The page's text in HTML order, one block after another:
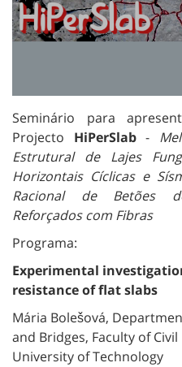
Seminário para
Projecto HiPerSlab-
Estrutural de Lajes
Horizontais Cíclicas e
Racional de Betões
Reforçados com Fibras
Programa:
Experimental
resistance of flat slabs
Mária Bolešová,
and Bridges, Faculty of
University of Technology